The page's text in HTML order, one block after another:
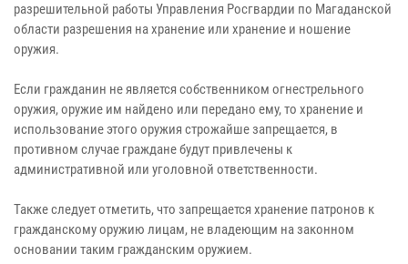
разрешительной работы Управления Росгвардии по Магаданской
области разрешения на хранение или хранение и ношение
оружия.
Если гражданин не является собственником огнестрельного
оружия, оружие им найдено или передано ему, то хранение и
использование этого оружия строжайше запрещается, в
противном случае граждане будут привлечены к
административной или уголовной ответственности.
Также следует отметить, что запрещается хранение патронов к
гражданскому оружию лицам, не владеющим на законном
основании таким гражданским оружием.